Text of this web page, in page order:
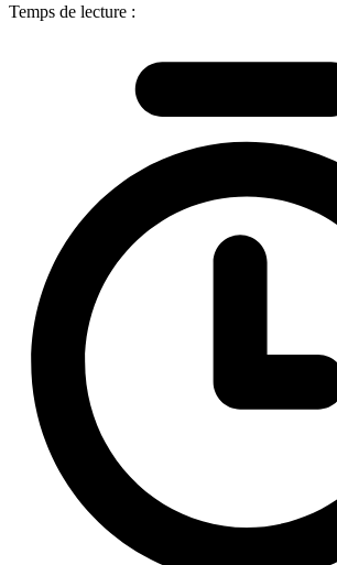
Temps de lecture :